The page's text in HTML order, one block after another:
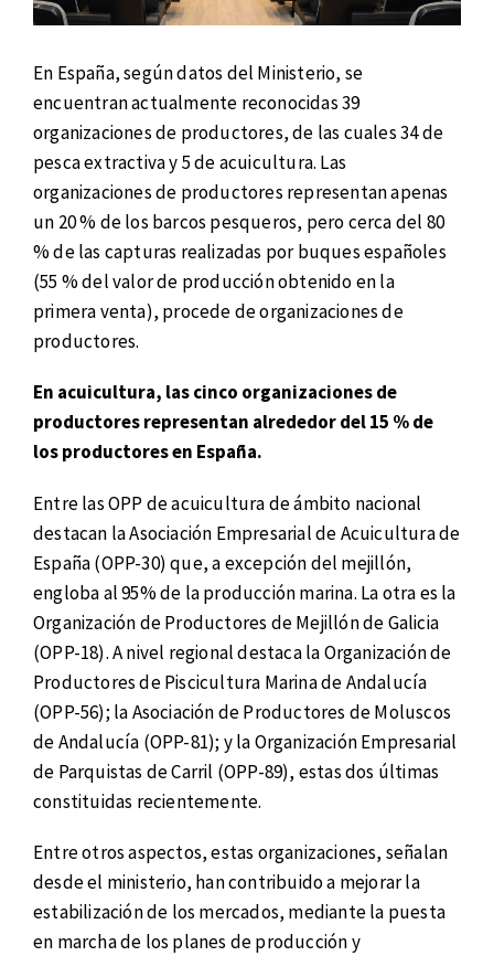
En España, según datos del Ministerio, se
encuentran actualmente reconocidas 39
organizaciones de productores, de las cuales 34 de
pesca extractiva y 5 de acuicultura. Las
organizaciones de productores representan apenas
un 20 % de los barcos pesqueros, pero cerca del 80
% de las capturas realizadas por buques españoles
(55 % del valor de producción obtenido en la
primera venta), procede de organizaciones de
productores.
En acuicultura, las cinco organizaciones de
productores representan alrededor del 15 % de
los productores en España.
Entre las OPP de acuicultura de ámbito nacional
destacan la Asociación Empresarial de Acuicultura de
España (OPP-30) que, a excepción del mejillón,
engloba al 95% de la producción marina. La otra es la
Organización de Productores de Mejillón de Galicia
(OPP-18). A nivel regional destaca la Organización de
Productores de Piscicultura Marina de Andalucía
(OPP-56); la Asociación de Productores de Moluscos
de Andalucía (OPP-81); y la Organización Empresarial
de Parquistas de Carril (OPP-89), estas dos últimas
constituidas recientemente.
Entre otros aspectos, estas organizaciones, señalan
desde el ministerio, han contribuido a mejorar la
estabilización de los mercados, mediante la puesta
en marcha de los planes de producción y